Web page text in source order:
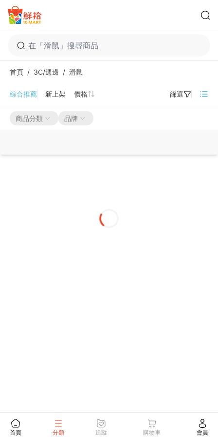
鮮拾
首頁 / 3C/週邊 / 滑鼠
綜合推薦 新上架 價格 篩選
商品分類 品牌
首頁 分類 追蹤 購物車 會員